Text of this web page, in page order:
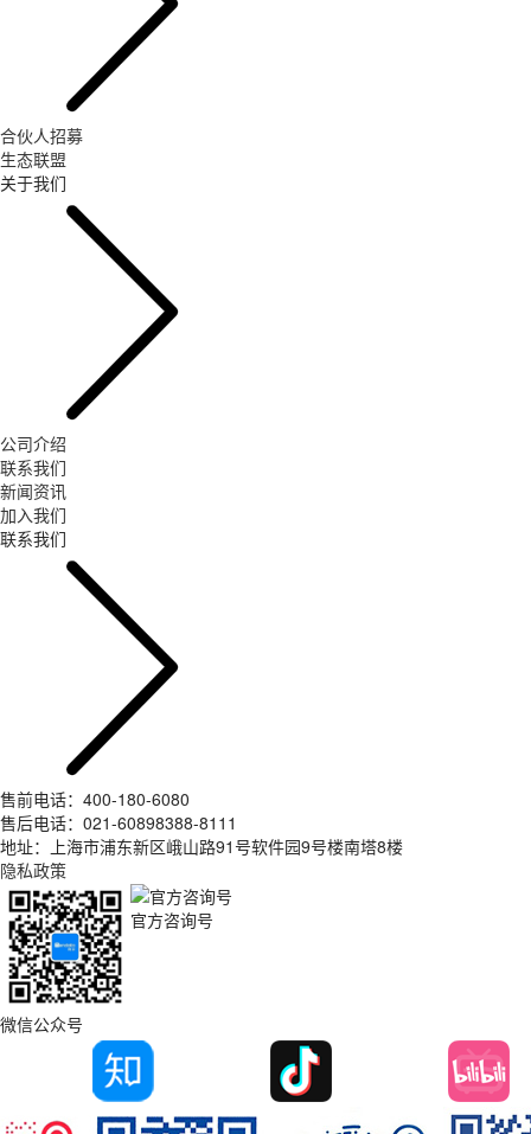
合伙人招募
生态联盟
关于我们
公司介绍
联系我们
新闻资讯
加入我们
联系我们
售前电话：400-180-6080
售后电话：021-60898388-8111
地址：上海市浦东新区峨山路91号软件园9号楼南塔8楼
隐私政策
微信公众号
官方咨询号